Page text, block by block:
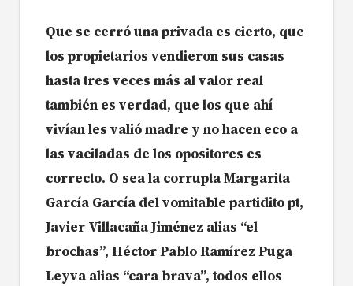
Que se cerró una privada es cierto, que
los propietarios vendieron sus casas
hasta tres veces más al valor real
también es verdad, que los que ahí
vivían les valió madre y no hacen eco a
las vaciladas de los opositores es
correcto. O sea la corrupta Margarita
García García del vomitable partidito pt,
Javier Villacaña Jiménez alias “el
brochas”, Héctor Pablo Ramírez Puga
Leyva alias “cara brava”, todos ellos